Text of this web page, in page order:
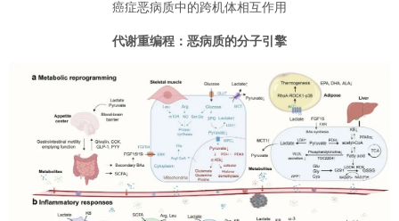
癌症恶病质中的跨机体相互作用
代谢重编程：恶病质的分子引擎